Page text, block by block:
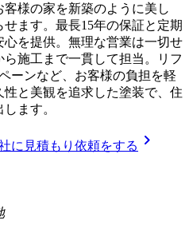
様の家を新築のように美し
ます。最長15年の保証と定期
を提供。無理な営業は一切せ
施工まで一貫して担当。リフ
ーンなど、お客様の負担を軽
と美観を追求した塗装で、住
ます。
に見積もり依頼をする chevron_right